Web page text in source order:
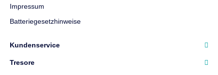
Impressum
Batteriegesetzhinweise
Kundenservice
Tresore